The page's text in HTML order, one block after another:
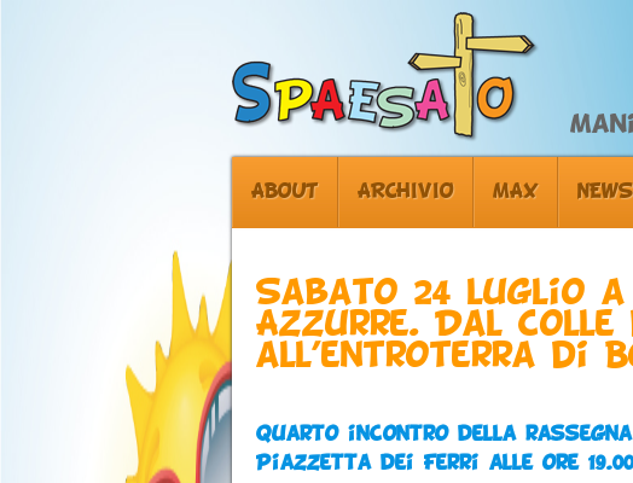
ABOUT ARCHIVIO MAX NEWS
Sabato 24 luglio a
Azzurre. Dal colle
all’entroterra di
Quarto incontro della rassegna
Piazzetta dei Ferri alle ore 19.00